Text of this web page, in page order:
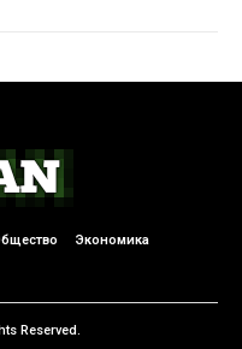
Экономика
Reserved.